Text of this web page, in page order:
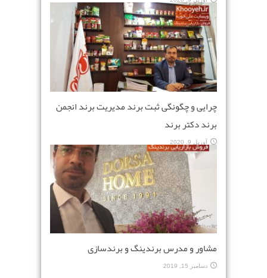
چرایی و چگونگی ثبت برند مدیریت برند انجمن
برند دکتر برند
آوریل 9, 2020
مشاور و مدرس برندینگ و برندسازی
دسامبر 15, 2019